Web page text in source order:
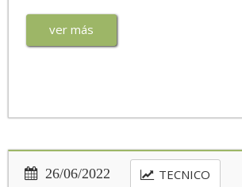
ver más
26/06/2022 TECNICO